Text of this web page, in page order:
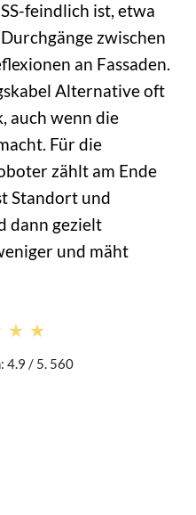
feindlich ist, etwa
zwischen
an Fassaden.
Alternative oft
auch wenn die
Für die
zählt am Ende
Standort und
dann gezielt
und mäht
4.9 / 5. 560